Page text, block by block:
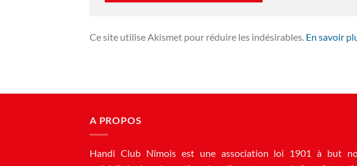
Ce site utilise Akismet pour réduire les indésirables. En savoir
A PROPOS
Handi Club Nîmois est une association loi 1901 à but